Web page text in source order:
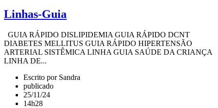
Linhas-Guia
GUIA RÁPIDO DISLIPIDEMIA GUIA RÁPIDO DCNT
DIABETES MELLITUS GUIA RÁPIDO HIPERTENSÃO
ARTERIAL SISTÊMICA LINHA GUIA SAÚDE DA CRIANÇA
LINHA DE...
Escrito por Sandra
publicado
25/11/24
14h28